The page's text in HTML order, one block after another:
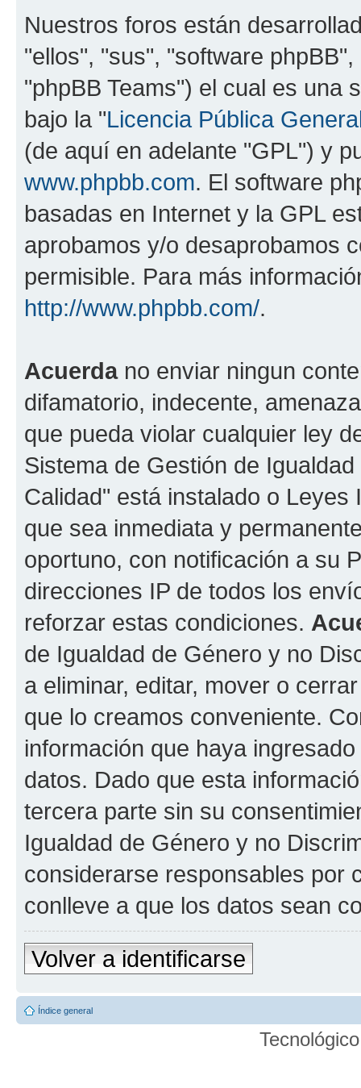
Nuestros foros están
"ellos", "sus", "software
"phpBB Teams") el cual es una
bajo la "Licencia Pública
(de aquí en adelante "GPL") y
www.phpbb.com. El software
basadas en Internet y la GPL
aprobamos y/o desaprobamos
permisible. Para más
http://www.phpbb.com/.
Acuerdano enviar ningun
difamatorio, indecente,
que pueda violar cualquier ley
Sistema de Gestión de
Calidad" está instalado o
que sea inmediata y
oportuno, con notificación a su
direcciones IP de todos los
reforzar estas condiciones.
de Igualdad de Género y no
a eliminar, editar, mover o
que lo creamos conveniente.
información que haya
datos. Dado que esta
tercera parte sin su
Igualdad de Género y no
considerarse responsables por
conlleve a que los datos sean
Volver a identificarse
Índice general